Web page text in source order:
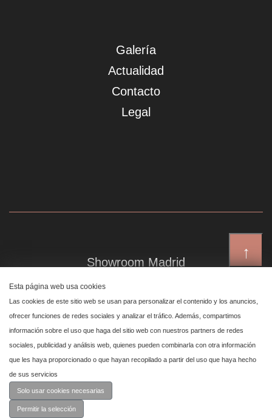
↑
Galería
Actualidad
Contacto
Legal
Showroom Madrid
Plaza de Canalejas 6, 4 izq
Centro, 28014 Madrid
Showroom Marbella
Polígono Industrial de San Pedro de Alcántara,
calle Reino Unido, primera planta nave 24, 29670 Marbella
Esta página web usa cookies
Las cookies de este sitio web se usan para personalizar el contenido y los anuncios,
ofrecer funciones de redes sociales y analizar el tráfico. Además, compartimos
información sobre el uso que haga del sitio web con nuestros partners de redes
sociales, publicidad y análisis web, quienes pueden combinarla con otra información
que les haya proporcionado o que hayan recopilado a partir del uso que haya hecho
de sus servicios
Solo usar cookies necesarias
Permitir la selección